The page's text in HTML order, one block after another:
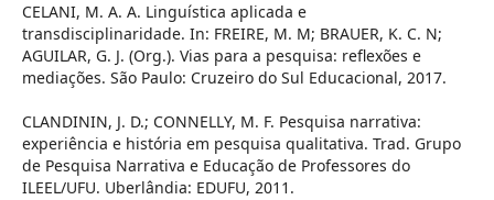
CELANI, M. A. A. Linguística aplicada e
transdisciplinaridade. In: FREIRE, M. M; BRAUER, K. C. N;
AGUILAR, G. J. (Org.). Vias para a pesquisa: reflexões e
mediações. São Paulo: Cruzeiro do Sul Educacional, 2017.
CLANDININ, J. D.; CONNELLY, M. F. Pesquisa narrativa:
experiência e história em pesquisa qualitativa. Trad. Grupo
de Pesquisa Narrativa e Educação de Professores do
ILEEL/UFU. Uberlândia: EDUFU, 2011.